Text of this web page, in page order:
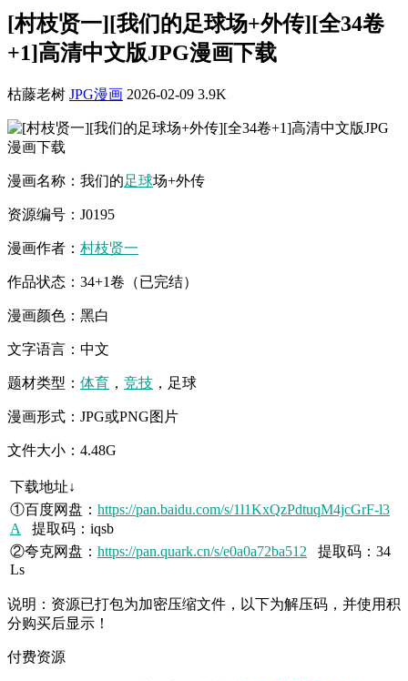
[村枝贤一][我们的足球场+外传][全34卷
+1]高清中文版JPG漫画下载
枯藤老树 JPG漫画 2026-02-09 3.9K
漫画名称：我们的足球场+外传
资源编号：J0195
漫画作者： 村枝贤一
作品状态：34+1卷（已完结）
漫画颜色：黑白
文字语言：中文
题材类型： 体育 ， 竞技 ，足球
漫画形式：JPG或PNG图片
文件大小：4.48G
下载地址↓
①百度网盘： https://pan.baidu.com/s/1l1KxQzPdtuqM4jcGrF-l3
A
提取码：iqsb
②夸克网盘： https://pan.quark.cn/s/e0a0a72ba512 提取码：34
Ls
说明：资源已打包为加密压缩文件，以下为解压码，并使用积
分购买后显示！
付费资源